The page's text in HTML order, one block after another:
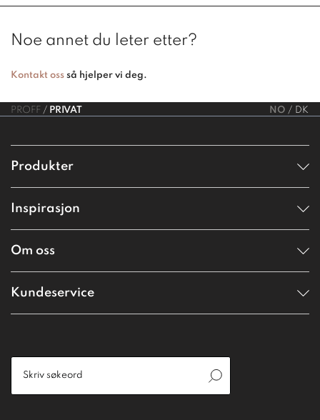
Noe annet du leter etter?
Kontakt oss så hjelper vi deg.
PROFF PRIVAT NO DK
Produkter
Inspirasjon
Om oss
Kundeservice